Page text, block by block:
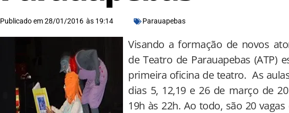
Publicado em28/01/2016 às 19:14 Parauapebas
Visando a formação de novos
de Teatro de Parauapebas (ATP)
primeira oficina de teatro. As
dias 5, 12,19 e 26 de março de
19h às 22h. Ao todo, são 20